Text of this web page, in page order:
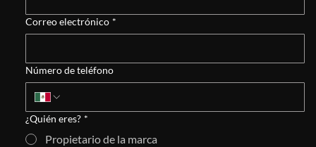
Correo electrónico *
Número de teléfono
¿Quién eres? *
Propietario de la marca